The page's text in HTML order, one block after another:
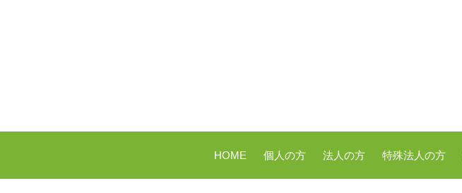
HOME 個人の方 法人の方 特殊法人の方